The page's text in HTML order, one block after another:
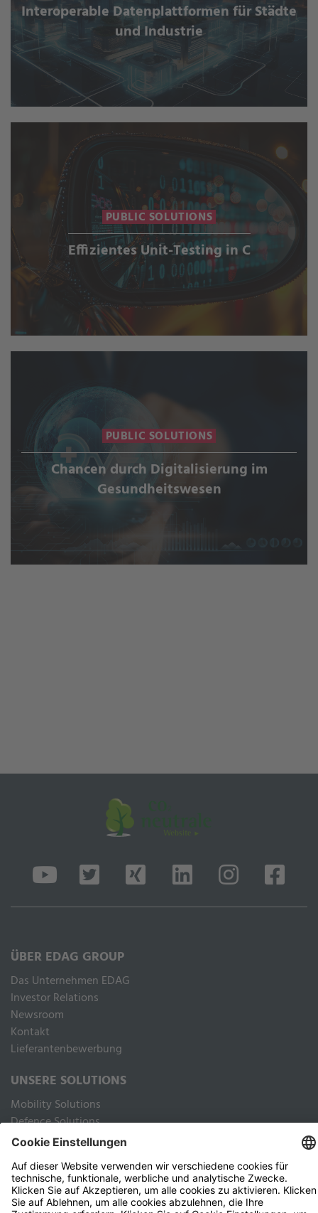
Interoperable Datenplattformen für Städte
und Industrie
PUBLIC SOLUTIONS
Effizientes Unit-Testing in C
PUBLIC SOLUTIONS
Chancen durch Digitalisierung im
Gesundheitswesen
ÜBER EDAG GROUP
Das Unternehmen EDAG
Inves­tor Rela­ti­ons
Newsroom
Kontakt
Lieferantenbewerbung
UNSERE SOLUTIONS
Mobility Solutions
Defence Solutions
Industry Solutions
RECHTLICHES